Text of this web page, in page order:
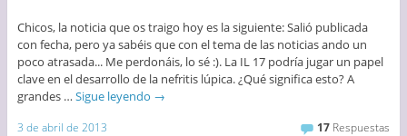
Chicos, la noticia que os traigo hoy es la siguiente: Salió publicada
con fecha, pero ya sabéis que con el tema de las noticias ando un
poco atrasada... Me perdonáis, lo sé :). La IL 17 podría jugar un papel
clave en el desarrollo de la nefritis lúpica. ¿Qué significa esto? A
grandes … Sigue leyendo →
3 de abril de 2013 17 Respuestas